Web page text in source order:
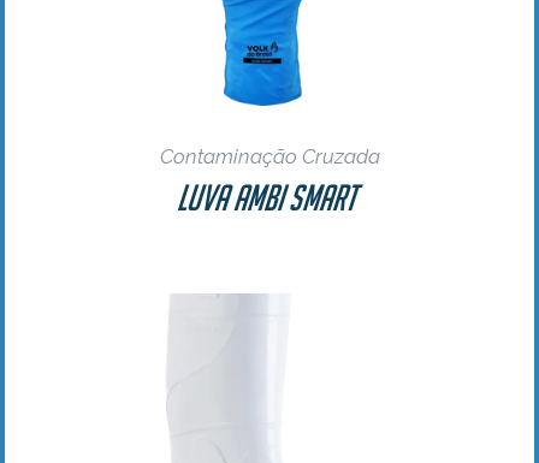
Contaminação Cruzada
Luva Ambi Smart